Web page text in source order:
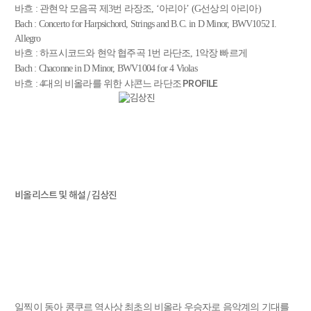
바흐 : 관현악 모음곡 제3번 라장조, ‘아리아’ (G선상의 아리아)
Bach : Concerto for Harpsichord, Strings and B.C. in D Minor, BWV1052 I.
Allegro
바흐 : 하프시코드와 현악 협주곡 1번 라단조, 1악장 빠르게
Bach : Chaconne in D Minor, BWV1004 for 4 Violas
바흐 : 4대의 비올라를 위한 샤콘느 라단조 PROFILE
비올리스트 및 해설 / 김상진
일찍이 동아 콩쿠르 역사상 최초의 비올라 우승자로 음악계의 기대를